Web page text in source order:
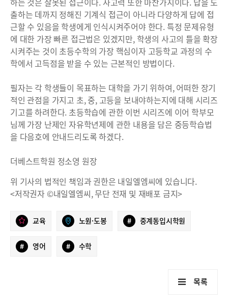
출하는 데까지 정해진 기계식 접근이 아니라 다양하게 답에 접
근할 수 있음을 학생에게 인식시켜주어야 한다. 특정 문제유형
에 대한 가장 빠른 접근법은 있겠지만, 학생의 사고의 틀을 확장
시켜주는 것이 초등수학의 가장 핵심이자 고등학교 과정의 수
학에서 고득점을 받을 수 있는 근본적인 방법이다.
필자는 각 학생들이 목표하는 대학을 가기 위하여, 어떠한 장기
적인 관점을 가지고 초, 중, 고등을 보내야하는지에 대해 시리즈
기고를 하려한다. 초등학습에 관한 이번 시리즈에 이어 학부모
님께 가장 난제인 자유학년제에 관한 내용을 담은 중등학습법
을 다음호에 안내드리도록 하겠다.
더베스트학원 정소영 원장
위 기사의 법적인 책임과 권한은 내일엘엠씨에 있습니다.
<저작권자 ©내일엘엠씨, 무단 전재 및 재배포 금지>
교육 노원·도봉 # 중계동입시학원
# 영어 # 수학
목록